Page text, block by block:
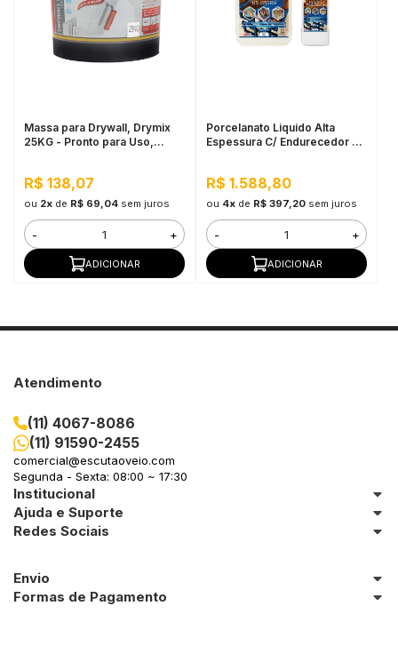
Massa para Drywall, Drymix
25KG - Pronto para Uso,
R$ 138,07
ou 2xde R$ 69,04 sem juros
- +
ADICIONAR
Porcelanato Liquido Alta
Espessura C/ Endurecedor Kit
R$ 1.588,80
ou 4xde R$ 397,20 sem juros
- +
ADICIONAR
Atendimento
(11) 4067-8086
(11) 91590-2455
comercial@escutaoveio.com
Segunda - Sexta: 08:00 ~ 17:30
Institucional
Ajuda e Suporte
Redes Sociais
Envio
Formas de Pagamento